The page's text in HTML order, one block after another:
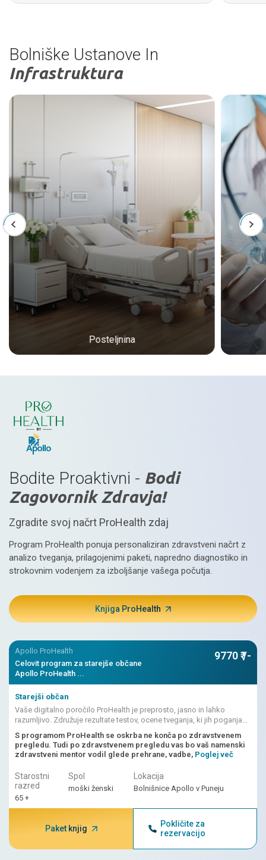
Bolniške Ustanove In
Infrastruktura
Posteljnina
Bodite Proaktivni - Bodi
Zagovornik Zdravja!
Zgradite svoj načrt ProHealth zdaj
Program ProHealth ponuja personaliziran zdravstveni načrt z
analizo tveganja, prilagojenimi paketi, napredno diagnostiko in
strokovnim vodenjem za izboljšanje vašega počutja.
Knjiga ProHealth
Apollo ProHealth
Celovit program za starejše občane
Apollo ProHealth ...
9770 ₹ /-
Starejši občan
Vaše digitalno poročilo ProHealth je preprosto, jasno in lahko
razumljivo. Združuje rezultate testov, ocene tveganja, ki jih poganja
S programom ProHealth se oskrba ne konča po zdravstvenem
pregledu. Tudi po zdravstvenem pregledu vas bo vaš namenski
zdravstveni mentor vodil glede prehrane, vadbe, Poglej več
Starostni
razred
65 +
Spol
moški ženski
Lokacija
Bolnišnice Apollo v Puneju
Paket knjig
Pokličite za
rezervacijo